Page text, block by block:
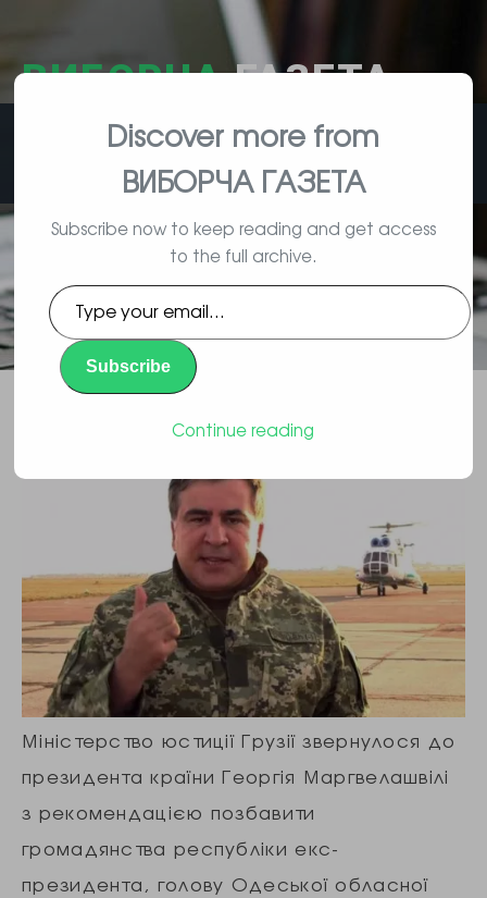
ВИБОРЧАГАЗЕТА
влада, вибори, народ
Нинішня влада Грузії хоче
позбавити свого опонента
Саакашвілі громадянства
Міністерство юстиції Грузії звернулося до
президента країни Георгія Маргвелашвілі
з рекомендацією позбавити
громадянства республіки екс-
президента, голову Одеської обласної
Discover more from
ВИБОРЧА ГАЗЕТА
Subscribe now to keep reading and get access
to the full archive.
Type
your
email…
Subscribe
Continue reading